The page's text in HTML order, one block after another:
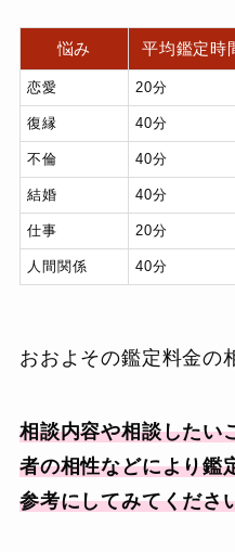
悩み 平均鑑定時
恋愛 20分
復縁 40分
不倫 40分
結婚 40分
仕事 20分
人間関係 40分
おおよその鑑定料金の
相談内容や相談したい
者の相性などにより鑑
参考にしてみてくださ